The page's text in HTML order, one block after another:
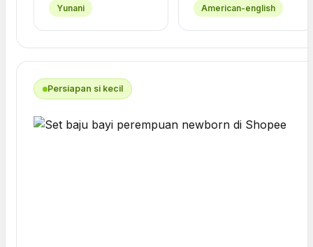
Yunani American-english
Persiapan si kecil